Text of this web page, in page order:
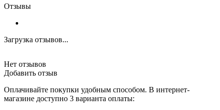
Отзывы
Загрузка отзывов...
Нет отзывов
Добавить отзыв
Оплачивайте покупки удобным способом. В интернет-
магазине доступно 3 варианта оплаты: